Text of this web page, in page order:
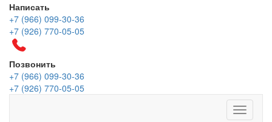
Написать
+7 (966) 099-30-36
+7 (926) 770-05-05
Позвонить
+7 (966) 099-30-36
+7 (926) 770-05-05
Меню